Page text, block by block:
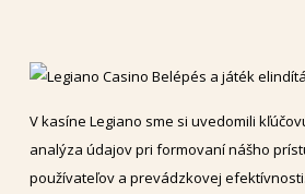
V kasíne Legiano sme si uvedomili
analýza údajov pri formovaní nášho
používateľov a prevádzkovej